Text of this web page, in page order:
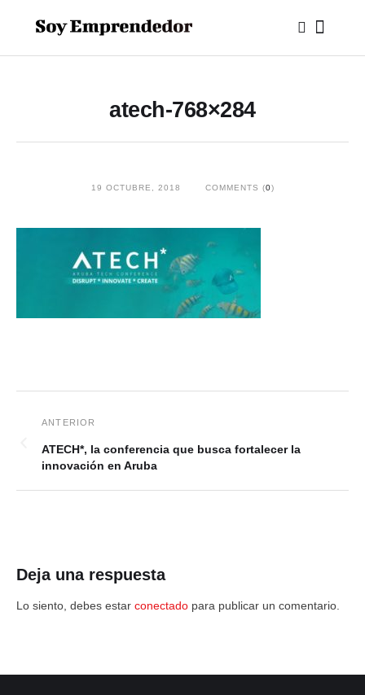
atech-768×284
19 OCTUBRE, 2018 COMMENTS (0)
ATECH*, la conferencia que busca fortalecer la
innovación en Aruba
Deja una respuesta
Lo siento, debes estar conectado para publicar un comentario.